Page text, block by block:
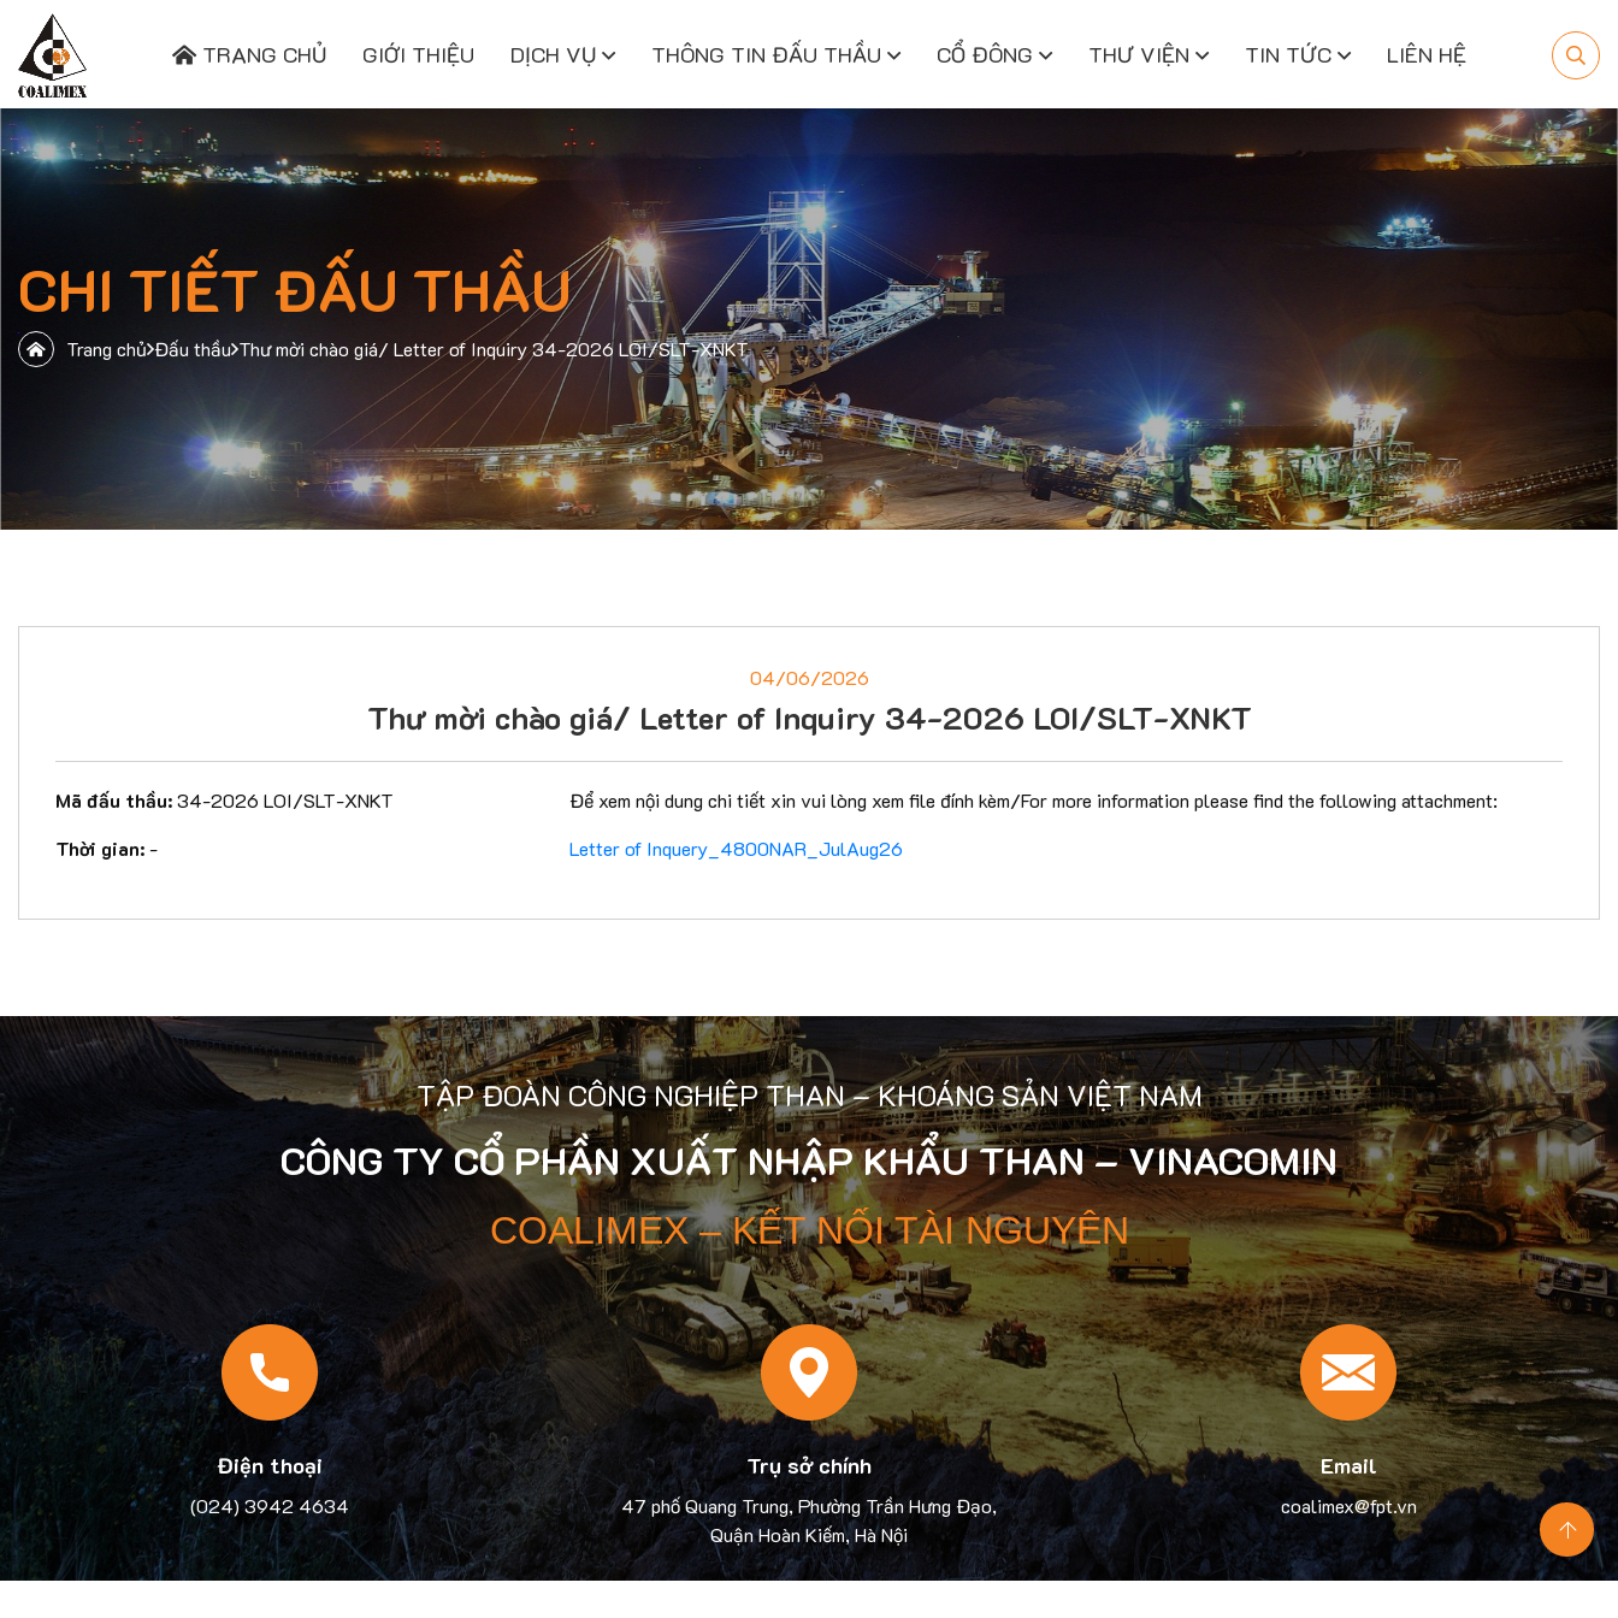
TRANG CHỦ GIỚI THIỆU DỊCH VỤ THÔNG TIN ĐẤU THẦU CỔ ĐÔNG THƯ VIỆN TIN TỨC LIÊN HỆ
CHI TIẾT ĐẤU THẦU
Trang chủ Đấu thầu Thư mời chào giá/ Letter of Inquiry 34-2026 LOI/SLT-XNKT
04/06/2026
Thư mời chào giá/ Letter of Inquiry 34-2026 LOI/SLT-XNKT
Mã đấu thầu:34-2026 LOI/SLT-XNKT
Thời gian:-
Để xem nội dung chi tiết xin vui lòng xem file đính kèm/For more information please find the following attachment:
Letter of Inquery_4800NAR_JulAug26
TẬP ĐOÀN CÔNG NGHIỆP THAN – KHOÁNG SẢN VIỆT NAM
CÔNG TY CỔ PHẦN XUẤT NHẬP KHẨU THAN – VINACOMIN
COALIMEX – KẾT NỐI TÀI NGUYÊN
Điện thoại
(024) 3942 4634
Trụ sở chính
47 phố Quang Trung, Phường Trần Hưng Đạo,
Quận Hoàn Kiếm, Hà Nội
Email
coalimex@fpt.vn